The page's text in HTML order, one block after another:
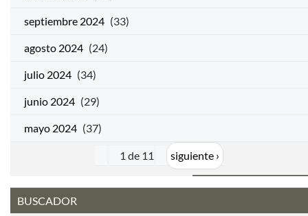
septiembre 2024 (33)
agosto 2024 (24)
julio 2024 (34)
junio 2024 (29)
mayo 2024 (37)
1 de 11 siguiente ›
BUSCADOR